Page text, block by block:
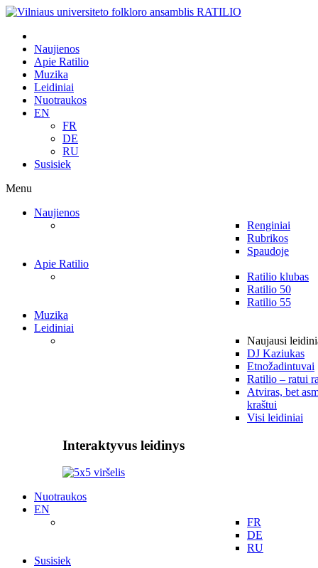
Naujienos
Apie Ratilio
Muzika
Leidiniai
Nuotraukos
EN
FR
DE
RU
Susisiek
Menu
Naujienos
Renginiai
Rubrikos
Spaudoje
Apie Ratilio
Ratilio klubas
Ratilio 50
Ratilio 55
Muzika
Leidiniai
Naujausi
DJ Kaziukas
Etnožadintuvai
Ratilio – ratui
Atviras, bet
kraštui
Visi leidiniai
Interaktyvus leidinys
Nuotraukos
EN
FR
DE
RU
Susisiek